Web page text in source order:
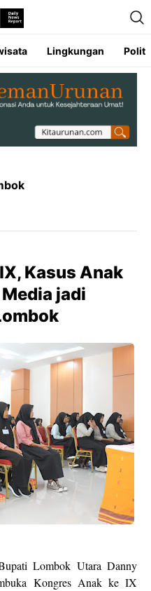
Lingkungan
Kasus Anak
jadi
Lombok Utara Danny
Kongres Anak ke IX